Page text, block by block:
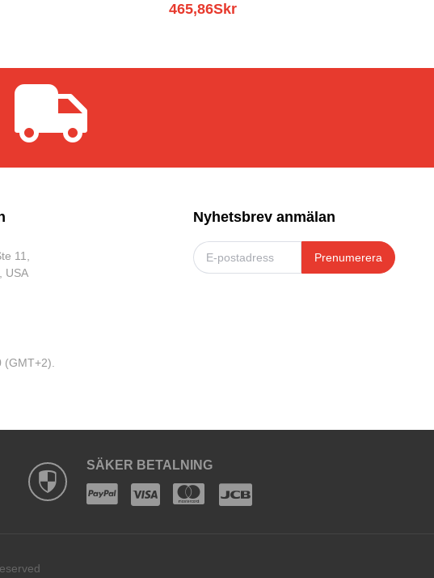
465,86Skr
11,
USA
Nyhetsbrev anmälan
Prenumerera
SÄKER BETALNING